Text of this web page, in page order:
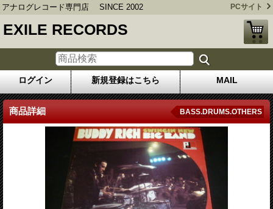
アナログレコード専門店 SINCE 2002 PCサイト
EXILE RECORDS
ログイン 新規登録はこちら MAIL
商品詳細 BASS.DRUMS.OTHERS